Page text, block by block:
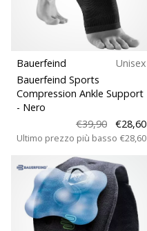
Bauerfeind
Unisex
Bauerfeind Sports
Compression Ankle Support
- Nero
€39,90
€28,60
Ultimo prezzo più basso €28,60